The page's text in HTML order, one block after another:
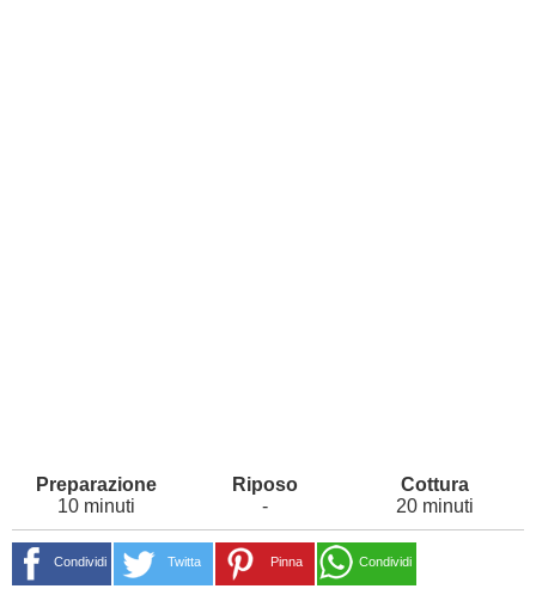
10 minuti - 20 minuti
Condividi Twitta Pinna Condividi